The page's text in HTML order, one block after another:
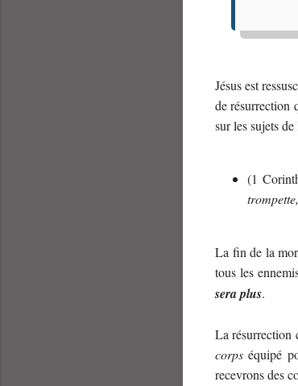
Jésus est
de résurrection
sur les sujets
(1
La fin de la
tous les
sera plus.
La résurrection
corps équipé
recevrons des